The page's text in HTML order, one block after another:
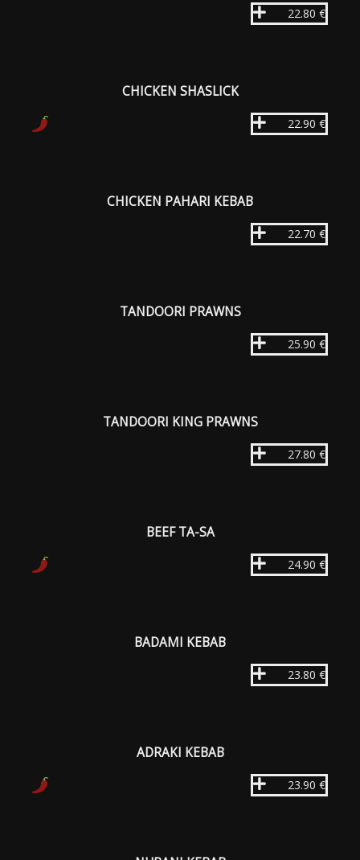
22.80 €
CHICKEN SHASLICK
22.90 €
CHICKEN PAHARI KEBAB
22.70 €
TANDOORI PRAWNS
25.90 €
TANDOORI KING PRAWNS
27.80 €
BEEF TA-SA
24.90 €
BADAMI KEBAB
23.80 €
ADRAKI KEBAB
23.90 €